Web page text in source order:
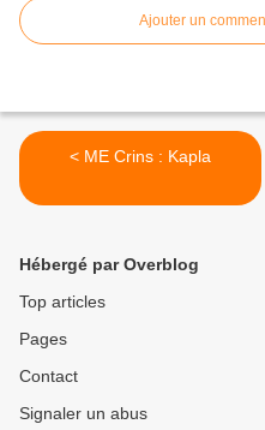
Ajouter un
< ME Crins : Kapla
Hébergé par Overblog
Top articles
Pages
Contact
Signaler un abus